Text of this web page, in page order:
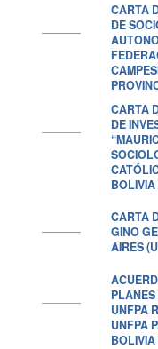
CARTA
DE
CARTA
DE
CARTA
GINO
AIRES
UNFPA
UNFPA